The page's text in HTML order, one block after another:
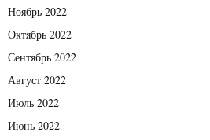
Ноябрь 2022
Октябрь 2022
Сентябрь 2022
Август 2022
Июль 2022
Июнь 2022